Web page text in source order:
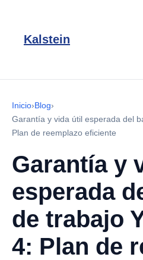
Kalstein
Inicio›Blog›
Garantía y vida útil esperada del
Plan de reemplazo eficiente
Garantía y
esperada
de trabajo
4: Plan de